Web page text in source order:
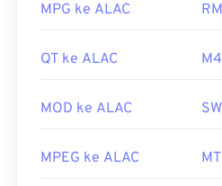
MPG ke ALAC
QT ke ALAC
MOD ke ALAC
MPEG ke ALAC